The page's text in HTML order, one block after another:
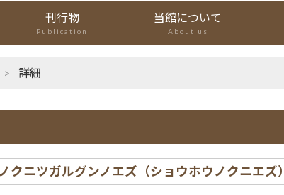
刊行物
Publication
当館について
About us
詳細
クニツガルグンノエズ（ショウホウノクニエズ）